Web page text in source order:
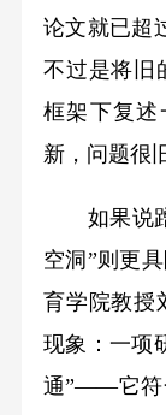
论文就已超
不过是将旧
框架下复述
新，问题很
如果说蹭
空洞”则更
育学院教授
现象：一项
通”——它符